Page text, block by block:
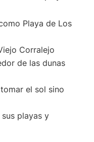
Playa de Los
Corralejo
de las dunas
el sol sino
playas y